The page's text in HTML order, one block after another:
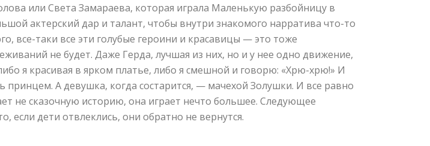
или Света Замараева, которая играла Маленькую разбойницу в
актерский дар и талант, чтобы внутри знакомого нарратива что-то
все-таки все эти голубые героини и красавицы — это тоже
не будет. Даже Герда, лучшая из них, но и у нее одно движение,
я красивая в ярком платье, либо я смешной и говорю: «Хрю-хрю!» И
принцем. А девушка, когда состарится, — мачехой Золушки. И все равно
не сказочную историю, она играет нечто большее. Следующее
дети отвлеклись, они обратно не вернутся.